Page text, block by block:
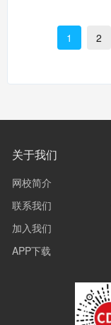
1 2
关于我们
网校简介
联系我们
加入我们
APP下载